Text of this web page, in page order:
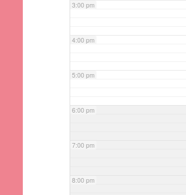
3:00 pm
4:00 pm
5:00 pm
6:00 pm
7:00 pm
8:00 pm